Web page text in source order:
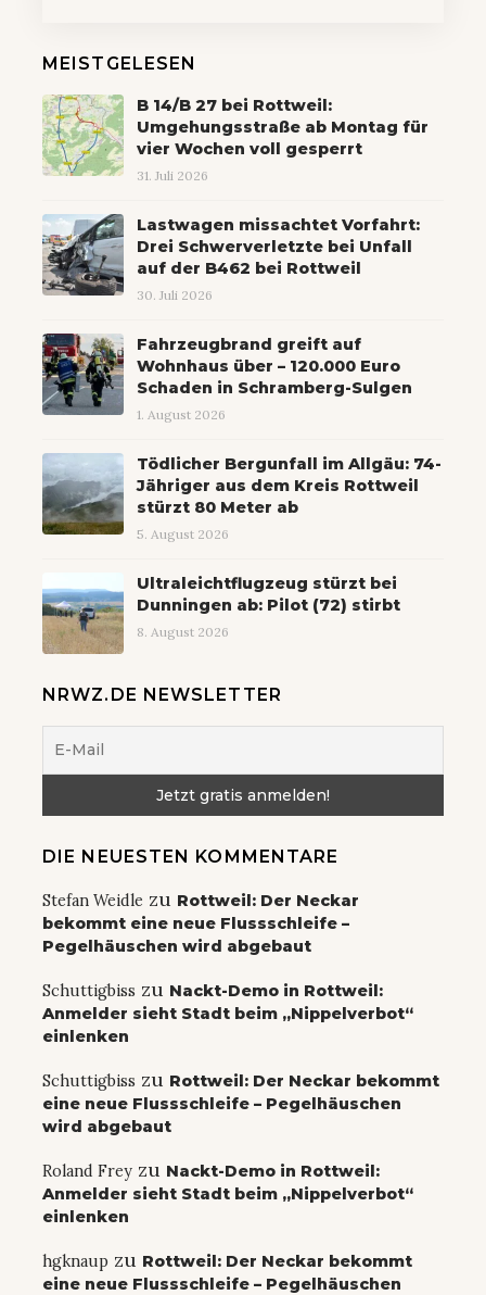
MEISTGELESEN
B 14/B 27 bei Rottweil:
Umgehungsstraße ab Montag für
vier Wochen voll gesperrt
31. Juli 2026
Lastwagen missachtet Vorfahrt:
Drei Schwerverletzte bei Unfall
auf der B462 bei Rottweil
30. Juli 2026
Fahrzeugbrand greift auf
Wohnhaus über – 120.000 Euro
Schaden in Schramberg-Sulgen
1. August 2026
Tödlicher Bergunfall im Allgäu: 74-
Jähriger aus dem Kreis Rottweil
stürzt 80 Meter ab
5. August 2026
Ultraleichtflugzeug stürzt bei
Dunningen ab: Pilot (72) stirbt
8. August 2026
NRWZ.DE NEWSLETTER
DIE NEUESTEN KOMMENTARE
Stefan Weidle zu Rottweil: Der Neckar
bekommt eine neue Flussschleife –
Pegelhäuschen wird abgebaut
Schuttigbiss zu Nackt-Demo in Rottweil:
Anmelder sieht Stadt beim „Nippelverbot“
einlenken
Schuttigbiss zu Rottweil: Der Neckar bekommt
eine neue Flussschleife – Pegelhäuschen
wird abgebaut
Roland Frey zu Nackt-Demo in Rottweil:
Anmelder sieht Stadt beim „Nippelverbot“
einlenken
hgknaup zu Rottweil: Der Neckar bekommt
eine neue Flussschleife – Pegelhäuschen